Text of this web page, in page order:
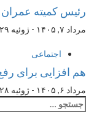
رئیس کمیته عمران
مرداد ۷, ۱۴۰۵ - ژوئیه ۲۹, ۲۰۲۶
اجتماعی
هم افزایی برای رفع
مرداد ۶, ۱۴۰۵ - ژوئیه ۲۸, ۲۰۲۶
جستجو